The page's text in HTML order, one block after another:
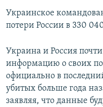
ПОБЕДИТЕЛЕЙ НЕ СУДЯТ?
ELIFBE
УКРАИНСКАЯ ПРОБЛЕМА
ПРИСОЕДИНЯЙТЕСЬ!
Все сайты RFE/RL
Украинское
потери России в 330
Украина и Россия
информацию о своих
официально в
убитых больше года
заявляя, что данные